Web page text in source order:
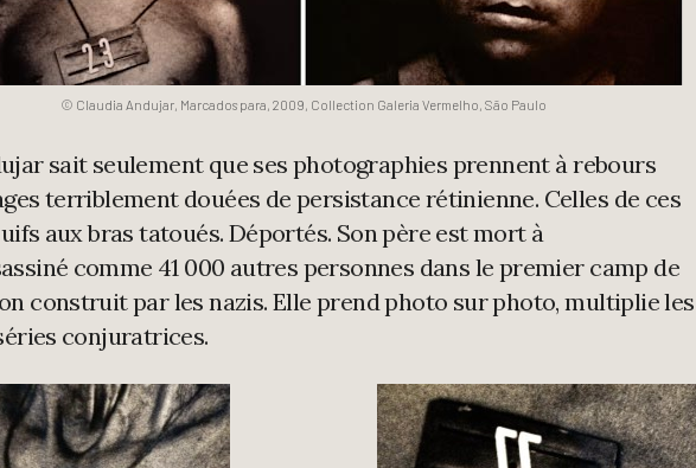
© Claudia Andujar, Marcados para, 2009, Collection Galeria Vermelho, São Paulo
sait seulement que ses photographies prennent à rebours
terriblement douées de persistance rétinienne. Celles de ces
aux bras tatoués. Déportés. Son père est mort à
comme 41 000 autres personnes dans le premier camp de
construit par les nazis. Elle prend photo sur photo, multiplie les
conjuratrices.